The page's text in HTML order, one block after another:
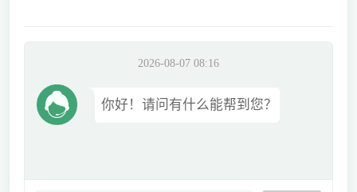
2026-08-07 08:16
你好！请问有什么能帮到您？